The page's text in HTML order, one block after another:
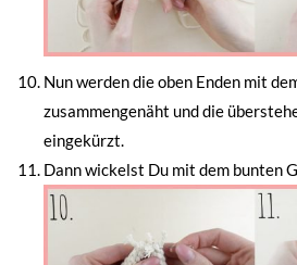
Nun werden die oben Enden mit
zusammengenäht und die
eingekürzt.
Dann wickelst Du mit dem bunten